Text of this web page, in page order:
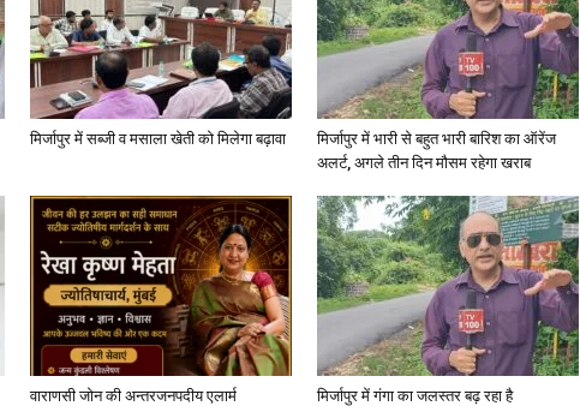
मिर्जापुर में सब्जी व मसाला खेती को मिलेगा बढ़ावा
मिर्जापुर में भारी से बहुत भारी बारिश का ऑरेंज
अलर्ट, अगले तीन दिन मौसम रहेगा खराब
वाराणसी जोन की अन्तरजनपदीय एलार्म
मिर्जापुर में गंगा का जलस्तर बढ़ रहा है